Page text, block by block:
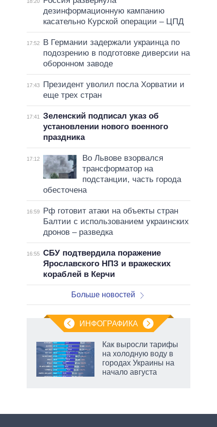
дезинформационную кампанию
касательно Курской операции – ЦПД
17:52
В Германии задержали украинца по
подозрению в подготовке диверсии на
оборонном заводе
17:43
Президент уволил посла Хорватии и
еще трех стран
17:41
Зеленский подписал указ об
установлении нового военного
праздника
17:12
Во Львове взорвался
трансформатор на
подстанции, часть города
обесточена
16:59
Рф готовит атаки на объекты стран
Балтии с использованием украинских
дронов – разведка
16:55 СБУ подтвердила поражение
Ярославского НПЗ и вражеских
кораблей в Керчи
Больше новостей
ИНФОГРАФИКА
Как выросли тарифы
на холодную воду в
городах Украины на
начало августа